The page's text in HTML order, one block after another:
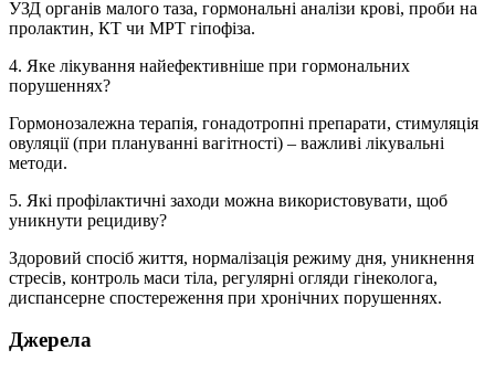
УЗД органів малого таза, гормональні аналізи крові, проби на
пролактин, КТ чи МРТ гіпофіза.
4. Яке лікування найефективніше при гормональних
порушеннях?
Гормонозалежна терапія, гонадотропні препарати, стимуляція
овуляції (при плануванні вагітності) – важливі лікувальні
методи.
5. Які профілактичні заходи можна використовувати, щоб
уникнути рецидиву?
Здоровий спосіб життя, нормалізація режиму дня, уникнення
стресів, контроль маси тіла, регулярні огляди гінеколога,
диспансерне спостереження при хронічних порушеннях.
Джерела